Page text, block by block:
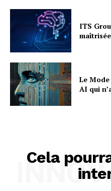
ITS
Le
AI qui
Cela